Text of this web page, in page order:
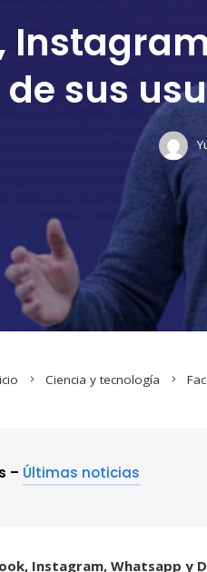
de sus
Ciencia y tecnología
– Últimas noticias
Instagram, Whatsapp y